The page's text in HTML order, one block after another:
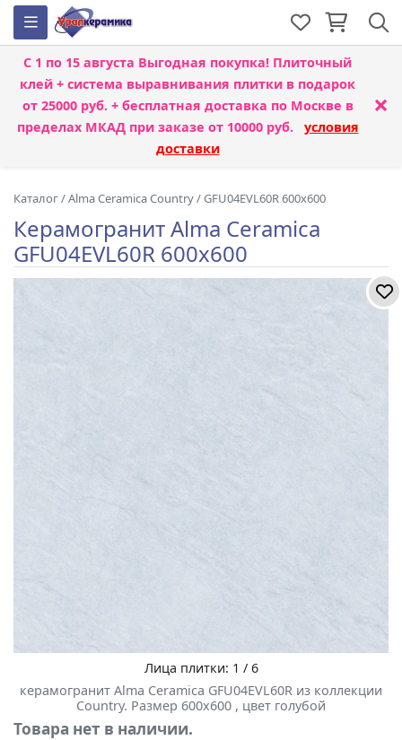
С 1 по 15 августа Выгодная покупка! Плиточный
клей + система выравнивания плитки в подарок
от 25000 руб. + бесплатная доставка по Москве в
пределах МКАД при заказе от 10000 руб. условия
доставки
×
Каталог/Alma Ceramica Country/GFU04EVL60R 600x600
Керамогранит Alma Ceramica
GFU04EVL60R 600x600
Лица плитки: 1 / 6
керамогранит Alma Ceramica GFU04EVL60R из коллекции
Country. Размер 600x600 , цвет голубой
Товара нет в наличии.